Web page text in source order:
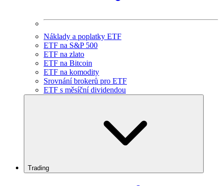
Náklady a poplatky ETF
ETF na S&P 500
ETF na zlato
ETF na Bitcoin
ETF na komodity
Srovnání brokerů pro ETF
ETF s měsíční dividendou
Trading